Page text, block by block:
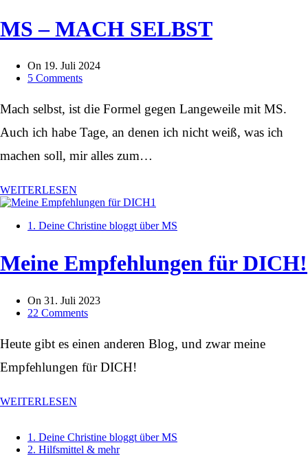
MS – MACH SELBST
On 19. Juli 2024
5 Comments
Mach selbst, ist die Formel gegen Langeweile mit MS.
Auch ich habe Tage, an denen ich nicht weiß, was ich
machen soll, mir alles zum…
WEITERLESEN
1. Deine Christine bloggt über MS
Meine Empfehlungen für DICH!
On 31. Juli 2023
22 Comments
Heute gibt es einen anderen Blog, und zwar meine
Empfehlungen für DICH!
WEITERLESEN
1. Deine Christine bloggt über MS
2. Hilfsmittel & mehr